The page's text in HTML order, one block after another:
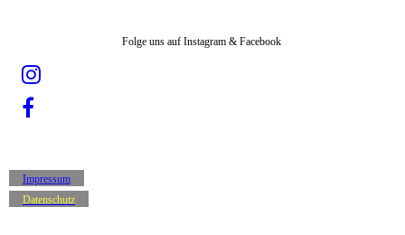
Folge uns auf Instagram & Facebook
Impressum
Datenschutz